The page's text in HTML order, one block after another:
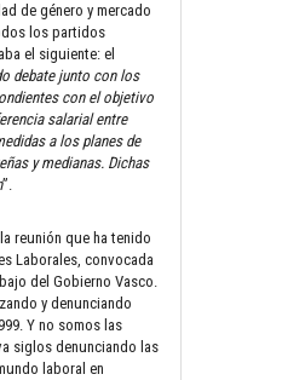
de género y mercado
los partidos
el siguiente: el
debate junto con los
con el objetivo
salarial entre
a los planes de
y medianas. Dichas
”.
reunión que ha tenido
Laborales, convocada
del Gobierno Vasco.
y denunciando
Y no somos las
siglos denunciando las
laboral en